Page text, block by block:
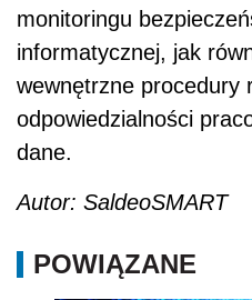
monitoringu
informatycznej, jak
wewnętrzne procedury
odpowiedzialności
dane.
Autor: SaldeoSMART
POWIĄZANE